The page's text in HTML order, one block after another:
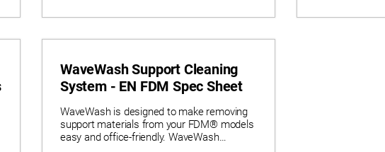
WaveWash Support Cleaning
System - EN FDM Spec Sheet
WaveWash is designed to make removing
support materials from your FDM® models
easy and office-friendly. WaveWash